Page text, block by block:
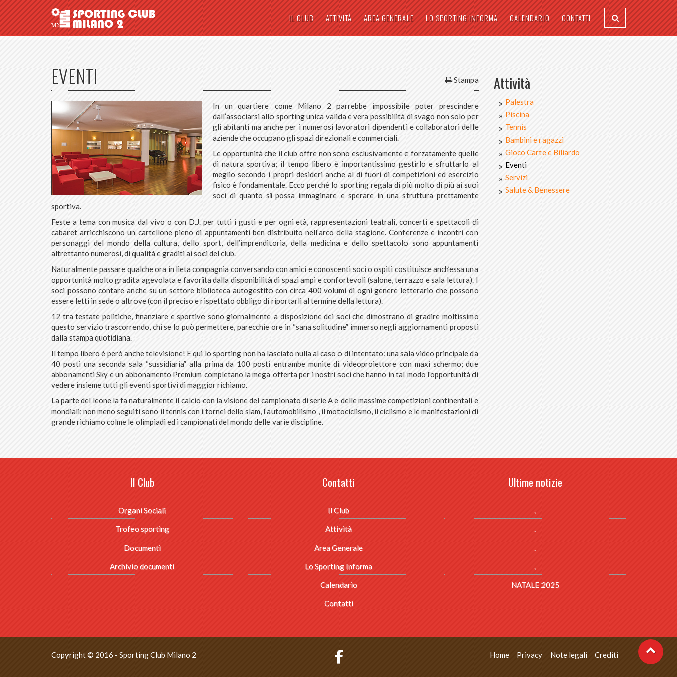
IL CLUB ATTIVITÀ AREA GENERALE LO SPORTING INFORMA CALENDARIO CONTATTI
EVENTI Stampa
In un quartiere come Milano 2 parrebbe impossibile poter prescindere
dall’associarsi allo sporting unica valida e vera possibilità di svago non solo per
gli abitanti ma anche per i numerosi lavoratori dipendenti e collaboratori delle
aziende che occupano gli spazi direzionali e commerciali.
Le opportunità che il club offre non sono esclusivamente e forzatamente quelle
di natura sportiva; il tempo libero è importantissimo gestirlo e sfruttarlo al
meglio secondo i propri desideri anche al di fuori di competizioni ed esercizio
fisico è fondamentale. Ecco perché lo sporting regala di più molto di più ai suoi
soci di quanto si possa immaginare e sperare in una struttura prettamente
sportiva.
Feste a tema con musica dal vivo o con D.J. per tutti i gusti e per ogni età, rappresentazioni teatrali, concerti e spettacoli di
cabaret arricchiscono un cartellone pieno di appuntamenti ben distribuito nell’arco della stagione. Conferenze e incontri con
personaggi del mondo della cultura, dello sport, dell’imprenditoria, della medicina e dello spettacolo sono appuntamenti
altrettanto numerosi, di qualità e graditi ai soci del club.
Naturalmente passare qualche ora in lieta compagnia conversando con amici e conoscenti soci o ospiti costituisce anch’essa una
opportunità molto gradita agevolata e favorita dalla disponibilità di spazi ampi e confortevoli (salone, terrazzo e sala lettura). I
soci possono contare anche su un settore biblioteca autogestito con circa 400 volumi di ogni genere letterario che possono
essere letti in sede o altrove (con il preciso e rispettato obbligo di riportarli al termine della lettura).
12 tra testate politiche, finanziare e sportive sono giornalmente a disposizione dei soci che dimostrano di gradire moltissimo
questo servizio trascorrendo, chi se lo può permettere, parecchie ore in “sana solitudine” immerso negli aggiornamenti proposti
dalla stampa quotidiana.
Il tempo libero è però anche televisione! E qui lo sporting non ha lasciato nulla al caso o di intentato: una sala video principale da
40 posti una seconda sala “sussidiaria” alla prima da 100 posti entrambe munite di videoproiettore con maxi schermo; due
abbonamenti Sky e un abbonamento Premium completano la mega offerta per i nostri soci che hanno in tal modo l'opportunità di
vedere insieme tutti gli eventi sportivi di maggior richiamo.
La parte del leone la fa naturalmente il calcio con la visione del campionato di serie A e delle massime competizioni continentali e
mondiali; non meno seguiti sono il tennis con i tornei dello slam, l’automobilismo , il motociclismo, il ciclismo e le manifestazioni di
grande richiamo colme le olimpiadi ed i campionati del mondo delle varie discipline.
Attività
Palestra
Piscina
Tennis
Bambini e ragazzi
Gioco Carte e Biliardo
Eventi
Servizi
Salute & Benessere
Il Club
Organi Sociali
Trofeo sporting
Documenti
Archivio documenti
Contatti
Il Club
Attività
Area Generale
Lo Sporting Informa
Calendario
Contatti
Ultime notizie
.
.
.
.
NATALE 2025
Copyright © 2016 - Sporting Club Milano 2 Home Privacy Note legali Crediti